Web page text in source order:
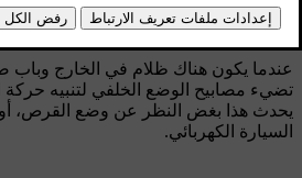
يكون المحرك يعمل فإن مصباح القيادة
عندما يكون هناك ظلام في الخارج وباب
تضيء مصابيح الوضع الخلفي لتنبيه
يحدث هذا بغض النظر عن وضع القرص، أو
السيارة الكهربائي.